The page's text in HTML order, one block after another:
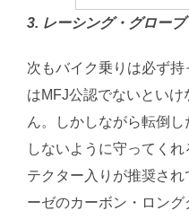
3. レーシング・グローブ
次もバイク乗りは必ず
はMFJ公認でないとい
ん。しかしながら転倒
しないように守ってく
テクター入りが推奨さ
ーゼのカーボン・ロン